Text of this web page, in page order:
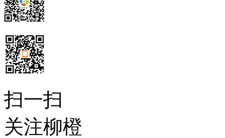
扫一扫
关注柳橙